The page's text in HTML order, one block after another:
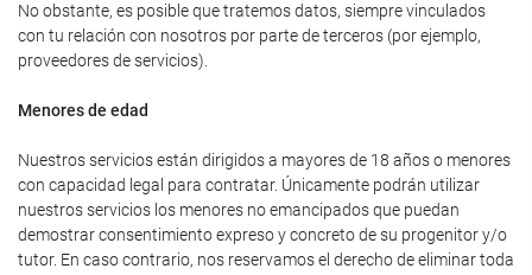
No obstante, es posible que tratemos datos, siempre vinculados
con tu relación con nosotros por parte de terceros (por ejemplo,
proveedores de servicios).
Menores de edad
Nuestros servicios están dirigidos a mayores de 18 años o menores
con capacidad legal para contratar. Únicamente podrán utilizar
nuestros servicios los menores no emancipados que puedan
demostrar consentimiento expreso y concreto de su progenitor y/o
tutor. En caso contrario, nos reservamos el derecho de eliminar toda